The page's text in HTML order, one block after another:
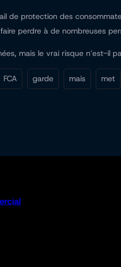
de protection des
perdre à de nombreuses
mais le vrai risque n’est-il
FCA garde mais met